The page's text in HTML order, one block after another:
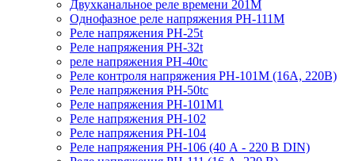
Двухканальное реле времени 201М
Однофазное реле напряжения РН-111М
Реле напряжения РН-25t
Реле напряжения РН-32t
реле напряжения РН-40tc
Реле контроля напряжения РН-101М (16А, 220В)
Реле напряжения РН-50tc
Реле напряжения РН-101М1
Реле напряжения РН-102
Реле напряжения РН-104
Реле напряжения РН-106 (40 А - 220 В DIN)